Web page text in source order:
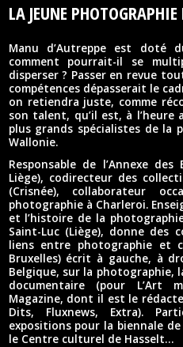
LA JEUNE PHOTOGRAPHIE
Manu d’Autreppe est doté
comment pourrait-il se
disperser ? Passer en revue
compétences dépasserait le
on retiendra juste, comme
son talent, qu’il est, à l’heure
plus grands spécialistes de la
Wallonie.
Responsable de l’Annexe
Liège), codirecteur des
(Crisnée), collaborateur
photographie à Charleroi.
et l’histoire de la
Saint-Luc (Liège), donne des
liens entre photographie et
Bruxelles) écrit à gauche, à
Belgique, sur la photographie,
documentaire (pour L’Art
Magazine, dont il est le
Dits, Fluxnews, Extra).
expositions pour la biennale
le Centre culturel de Hasselt…